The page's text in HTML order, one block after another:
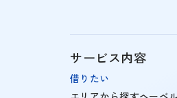
サービス内容
借りたい